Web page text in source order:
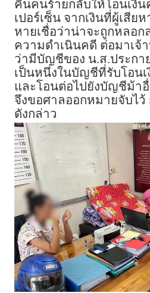
คืนคนร้ายกลับให้โอนเงิน
เปอร์เซ็น จากเงินที่ผู้เสีย
หายเชื่อว่าน่าจะถูกหลอก
ความดำเนินคดี ต่อมาเจ้
ว่ามีบัญชีของ น.ส.ประกา
เป็นหนึ่งในบัญชีที่รับโอนเ
และโอนต่อไปยังบัญชีม้า
จึงขอศาลออกหมายจับไว้
ดังกล่าว